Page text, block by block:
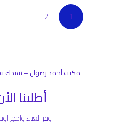
1
2
…
مكتب أحمد رضوان – سندك
أطلبنا
وفر العناء واحجز